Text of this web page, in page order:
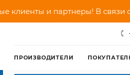
клиенты и партнеры! В связи
ПРОИЗВОДИТЕЛИ